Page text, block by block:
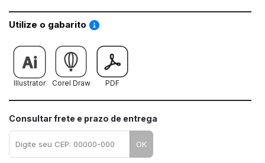
Utilize o gabarito Saiba como utilizar os nossos gabaritos
Illustrator Corel Draw PDF
Consultar frete e prazo de entrega
OK